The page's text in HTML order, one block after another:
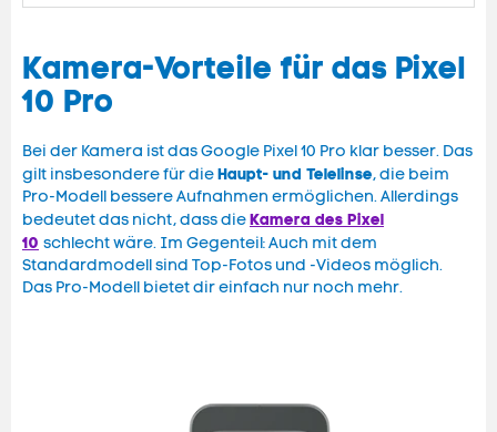
Kamera-Vorteile für das Pixel
10 Pro
Bei der Kamera ist das Google Pixel 10 Pro klar besser. Das
gilt insbesondere für dieHaupt- und Telelinse, die beim
Pro-Modell bessere Aufnahmen ermöglichen. Allerdings
bedeutet das nicht, dass dieKamera des Pixel
10 schlecht wäre. Im Gegenteil: Auch mit dem
Standardmodell sind Top-Fotos und -Videos möglich.
Das Pro-Modell bietet dir einfach nur noch mehr.